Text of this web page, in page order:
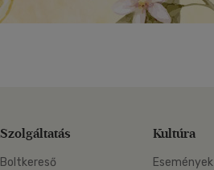
Szolgáltatás
Boltkereső
Kultúra
Események